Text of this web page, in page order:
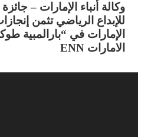
وكالة أنباء الإمارات –
للإبداع الرياضي تثمن
الإمارات في “بارالمبية
الامارات ENN